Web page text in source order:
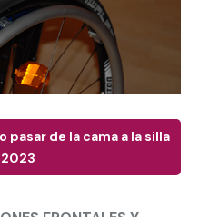
de la cama a la silla